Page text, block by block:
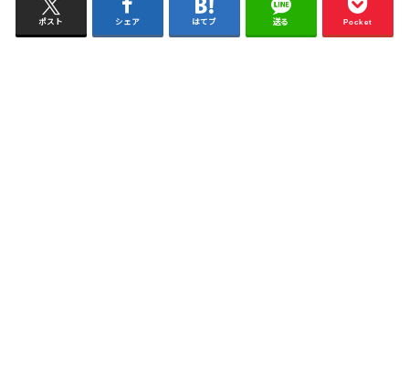
ポスト シェア はてブ 送る Pocket